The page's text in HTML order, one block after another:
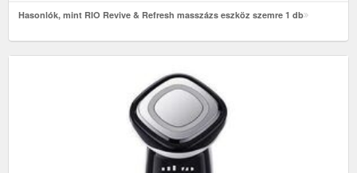
Hasonlók, mint RIO Revive & Refresh masszázs eszköz szemre 1 db